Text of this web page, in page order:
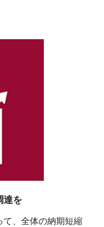
達を
て、全体の納期短縮